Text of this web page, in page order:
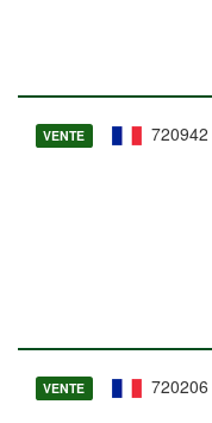
VENTE 720942
VENTE 720206